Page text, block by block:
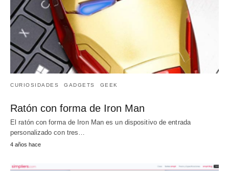
CURIOSIDADES GADGETS GEEK
Ratón con forma de Iron Man
El ratón con forma de Iron Man es un dispositivo de entrada
personalizado con tres…
4 años hace